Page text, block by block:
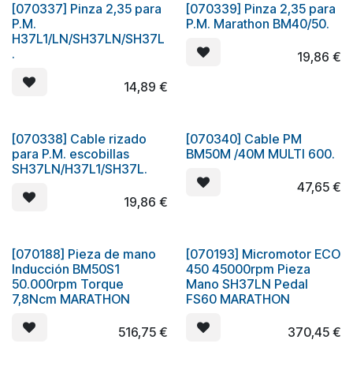
[070337] Pinza 2,35 para
P.M.
H37L1/LN/SH37LN/SH37L
.
14,89 €
[070339] Pinza 2,35 para
P.M. Marathon BM40/50.
19,86 €
[070338] Cable rizado
para P.M. escobillas
SH37LN/H37L1/SH37L.
19,86 €
[070340] Cable PM
BM50M /40M MULTI 600.
47,65 €
[070188] Pieza de mano
Inducción BM50S1
50.000rpm Torque
7,8Ncm MARATHON
516,75€
[070193] Micromotor ECO
450 45000rpm Pieza
Mano SH37LN Pedal
FS60 MARATHON
370,45 €